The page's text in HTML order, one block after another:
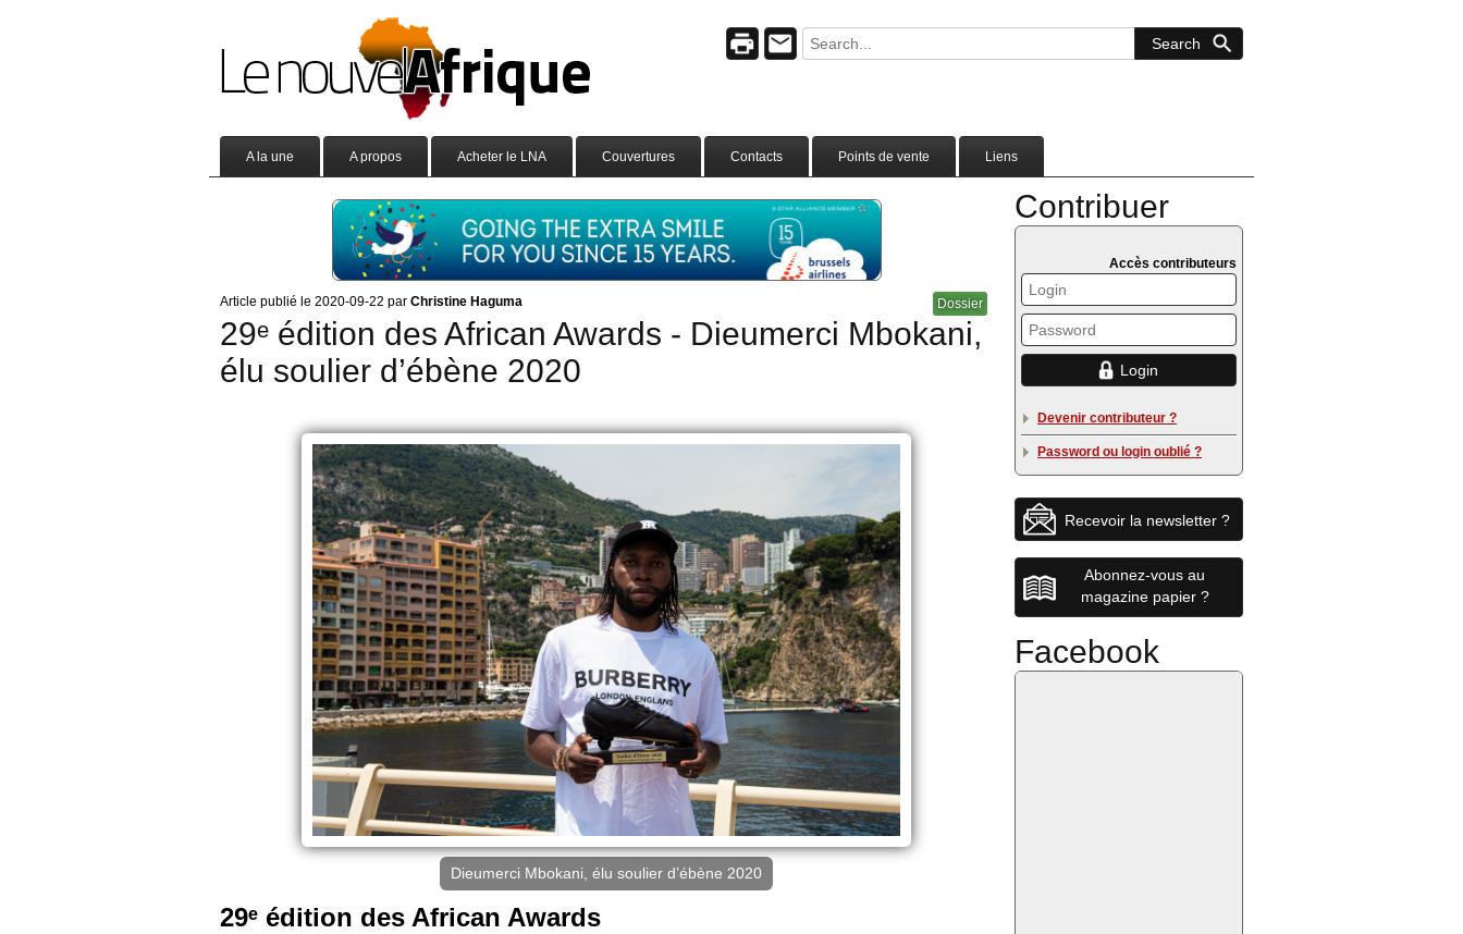
A la une A propos Acheter le LNA Couvertures Contacts Points de vente Liens
Article publié le 2020-09-22 par Christine Haguma Dossier
29ᵉ édition des African Awards - Dieumerci Mbokani,
élu soulier d’ébène 2020
Dieumerci Mbokani, élu soulier d’ébène 2020
29ᵉ édition des African Awards
Contribuer
Accès contributeurs
Devenir contributeur ?
Password ou login oublié ?
Recevoir la newsletter ?
Abonnez-vous au
magazine papier ?
Facebook